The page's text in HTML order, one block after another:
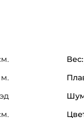
Вес:
м.